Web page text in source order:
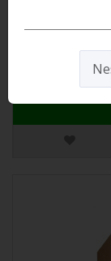
hrúbkou 0,75 mm